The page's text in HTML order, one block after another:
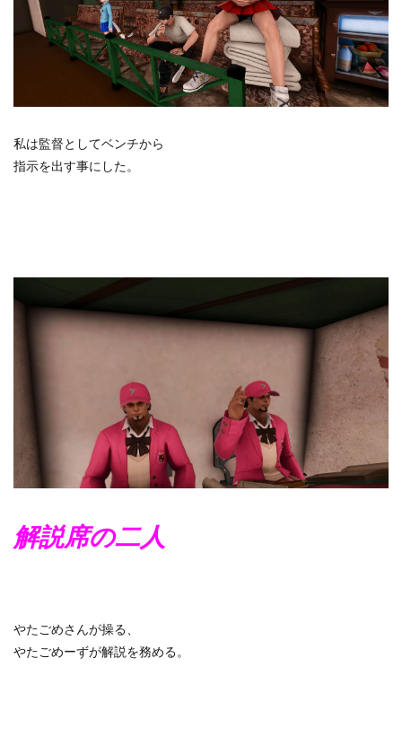
私は監督としてベンチから
指示を出す事にした。
解説席の二人
やたごめさんが操る、
やたごめーずが解説を務める。